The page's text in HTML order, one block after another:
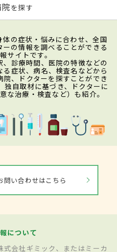
を探す
体の症状・悩みに合わせ、全国
の情報を調べることができる
サイトです。
診療時間、医院の特徴などの
症状、病名、検査名などから
、ドクターを探すことができ
独自取材に基づき、ドクターに
な治療・検査など）も紹介。
問い合わせはこちら
について
会社ギミック、またはミーカ